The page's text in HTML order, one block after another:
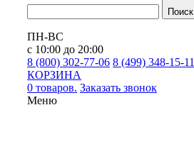
Поиск
ПН-ВС
с 10:00 до 20:00
8 (800) 302-77-06 8 (499) 348-15-11
КОРЗИНА
0 товаров. Заказать звонок
Меню